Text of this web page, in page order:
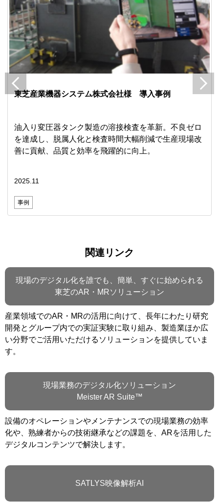
東芝産業機器システム株式会社様 導入事例
油入り変圧器タンク製造の溶接検査を革新。不良ゼロ
を達成し、脱属人化と検査時間大幅削減で生産現場改
善に貢献、品質と効率を飛躍的に向上。
2025.11
事例
関連リンク
現場のデジタル化を誰でも、簡単、すぐに始められる
東芝のAR・MRソリューション
産業領域でのAR・MRの活用に向けて、長年にわたり研究
開発とグループ内での実証実験に取り組み、製造業ほか広
い分野でご活用いただけるソリューションを提供していま
す。
現場業務のデジタル化ソリューション
Meister AR Suite™
設備のオペレーションやメンテナンスでの現場業務の効率
化や、熟練者からの技術継承などの課題を、ARを活用した
デジタルコンテンツで解決します。
SATLYS映像解析AI